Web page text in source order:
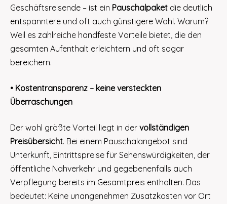
Geschäftsreisende – ist ein Pauschalpaket die deutlich
entspanntere und oft auch günstigere Wahl. Warum?
Weil es zahlreiche handfeste Vorteile bietet, die den
gesamten Aufenthalt erleichtern und oft sogar
bereichern.
• Kostentransparenz – keine versteckten
Überraschungen
Der wohl größte Vorteil liegt in der vollständigen
Preisübersicht. Bei einem Pauschalangebot sind
Unterkunft, Eintrittspreise für Sehenswürdigkeiten, der
öffentliche Nahverkehr und gegebenenfalls auch
Verpflegung bereits im Gesamtpreis enthalten. Das
bedeutet: Keine unangenehmen Zusatzkosten vor Ort